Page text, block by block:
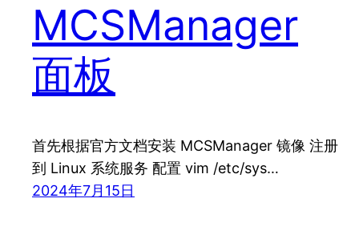
MCSManager
面板
首先根据官方文档安装 MCSManager 镜像 注册
到 Linux 系统服务 配置 vim /etc/sys…
2024年7月15日